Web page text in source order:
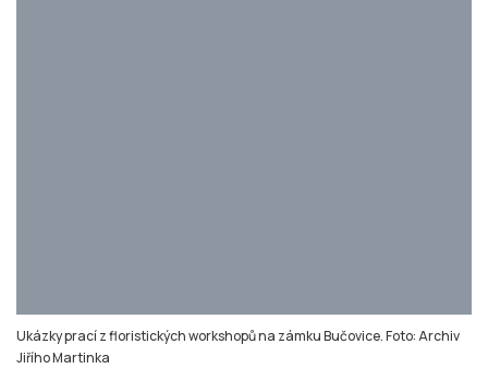
Ukázky prací z floristických workshopů na zámku Bučovice. Foto: Archiv
Jiřího Martinka